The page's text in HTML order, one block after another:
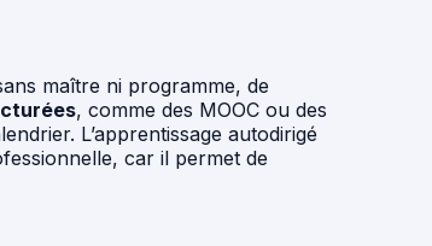
maître ni programme, de
, comme des MOOC ou des
L’apprentissage autodirigé
car il permet de